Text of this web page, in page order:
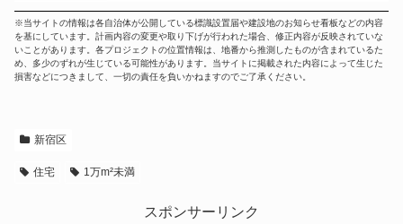
※当サイトの情報は各自治体が公開している標識設置届や建設地のお知らせ看板などの内容
を基にしています。計画内容の変更や取り下げが行われた場合、修正内容が反映されていな
いことがあります。各プロジェクトの位置情報は、地番から推測したものが含まれているた
め、多少のずれが生じている可能性があります。当サイトに掲載された内容によって生じた
損害などにつきまして、一切の責任を負いかねますのでご了承ください。
新宿区
住宅 1万m²未満
スポンサーリンク